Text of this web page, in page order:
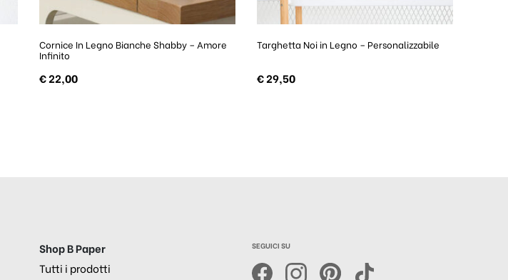
Cornice In Legno Bianche Shabby – Amore
Infinito
€22,00
Targhetta Noi in Legno – Personalizzabile
€29,50
Shop B Paper
Tutti i prodotti
SEGUICI SU